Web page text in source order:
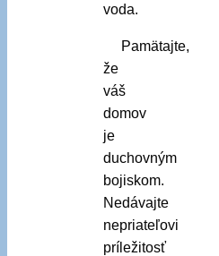
voda.
Pamätajte,
že
váš
domov
je
duchovným
bojiskom.
Nedávajte
nepriateľovi
príležitosť